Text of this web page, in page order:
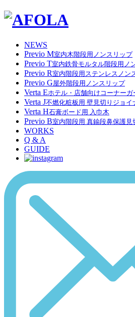
NEWS
Previo M室内木階段用ノンスリップ
Previo T室内鉄骨モルタル階段用ノ
Previo R室内階段用ステンレスノン
Previo G屋外階段用ノンスリップ
Verta Eホテル・店舗向けコーナーガ
Verta J不燃化粧板用 壁見切りジョイ
Verta H石膏ボード用 入巾木
Previo B室内階段用 真鍮段鼻保護見
WORKS
Q & A
GUIDE